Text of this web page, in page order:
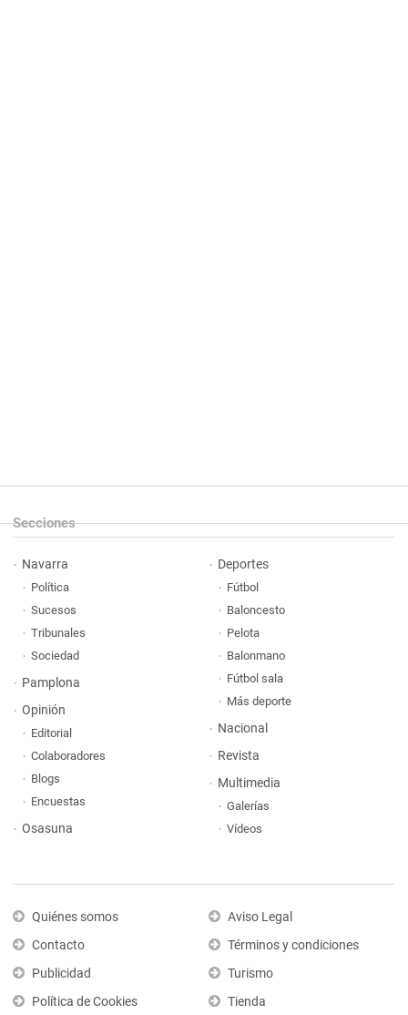
Secciones
Navarra
Política
Sucesos
Tribunales
Sociedad
Pamplona
Opinión
Editorial
Colaboradores
Blogs
Encuestas
Osasuna
Deportes
Fútbol
Baloncesto
Pelota
Balonmano
Fútbol sala
Más deporte
Nacional
Revista
Multimedia
Galerías
Vídeos
Quiénes somos
Contacto
Publicidad
Política de Cookies
Aviso Legal
Términos y condiciones
Turismo
Tienda